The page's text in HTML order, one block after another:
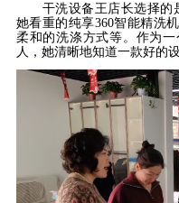
干洗设备王店长选择的是
她看重的纯享360智能精洗
柔和的洗涤方式等。作为
人，她清晰地知道一款好的